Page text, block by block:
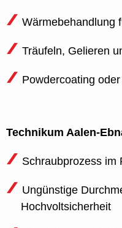
Wärmebehandlung
Träufeln, Gelieren
Powdercoating
Technikum Aalen-
Schraubprozess im
Ungünstige
Hochvoltsicherheit